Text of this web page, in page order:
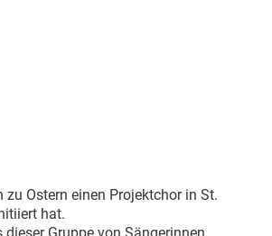
Ostern einen Projektchor in St.
hat.